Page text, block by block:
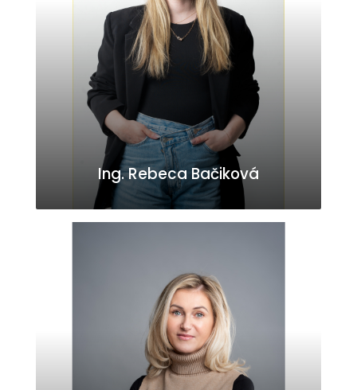
Ing. Rebeca Bačiková
rebecabacikova@realh.sk
0911 215 223